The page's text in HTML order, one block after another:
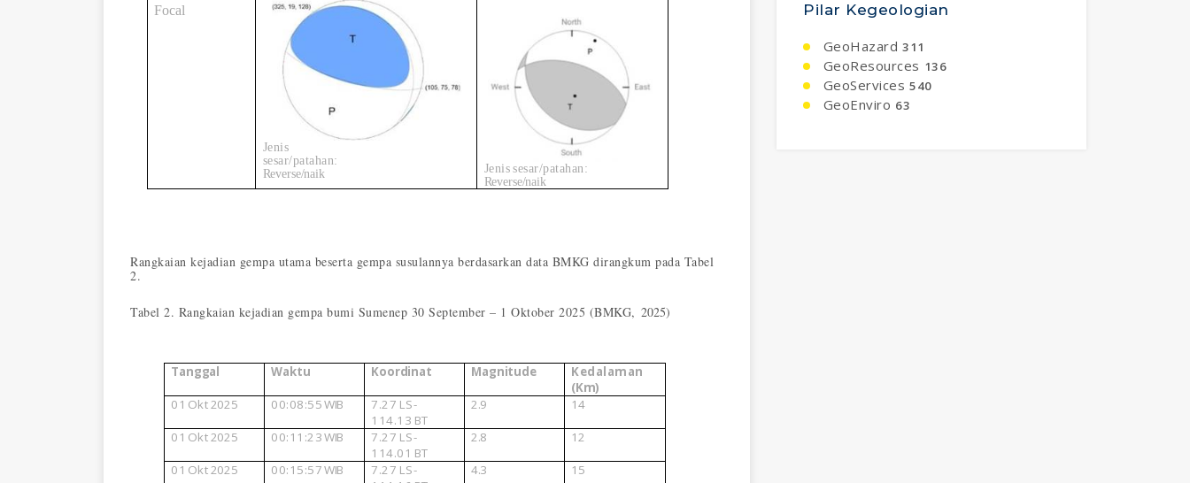
Focal
Jenis
sesar/patahan:
Reverse/naik
Jenis sesar/patahan:
Reverse/naik
Rangkaian kejadian gempa utama beserta gempa susulannya berdasarkan data BMKG dirangkum pada Tabel
2.
Tabel 2. Rangkaian kejadian gempa bumi Sumenep 30 September – 1 Oktober 2025 (BMKG, 2025)
Tanggal Waktu Koordinat Magnitude
Kedalaman
(Km)
01 Okt 2025 00:08:55WIB 7.27 LS-
114.13 BT
2.9 14
01 Okt 2025 00:11:23WIB 7.27 LS-
114.01 BT
2.8 12
01 Okt 2025 00:15:57WIB 7.27 LS-
4.3 15
Pilar Kegeologian
GeoHazard 311
GeoResources 136
GeoServices 540
GeoEnviro 63